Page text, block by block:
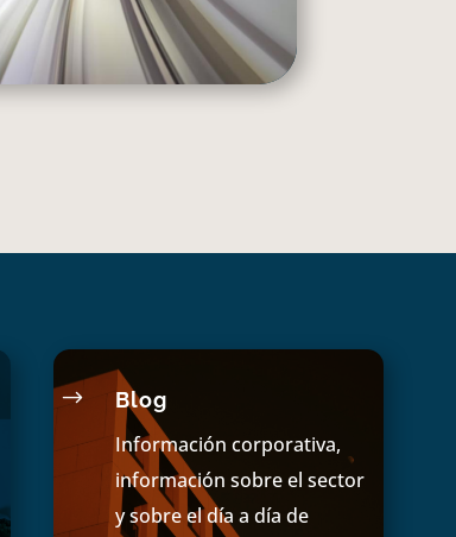
$ Blog
Información corporativa,
información sobre el sector
y sobre el día a día de